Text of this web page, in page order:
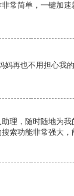
常简单，一键加速
妈再也不用担心我
理，随时随地为
索功能非常强大，